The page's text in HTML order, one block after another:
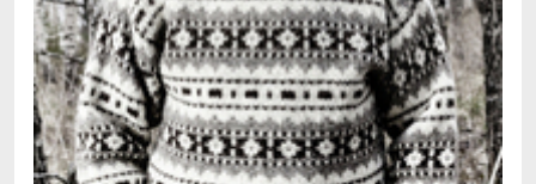
Abse, Dannie
Abu-Jaber, Diana
Abulhawa, Susan
Aburas, Lone
Achebe, Chinua
Achmatova, Anna
Aciman, André
Ackebo, Lena